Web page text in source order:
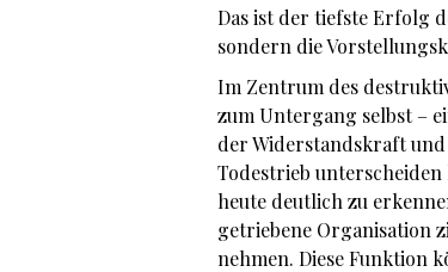
Das ist der tiefste Erfolg
sondern die
Im Zentrum des
zum Untergang selbst –
der Widerstandskraft
Todestrieb
heute deutlich zu
getriebene Organisation
nehmen. Diese Funktion